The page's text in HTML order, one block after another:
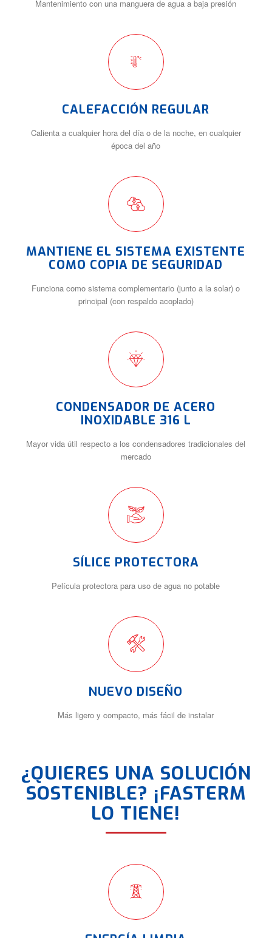
Mantenimiento con una manguera de agua a baja presión
CALEFACCIÓN REGULAR
Calienta a cualquier hora del día o de la noche, en cualquier
época del año
MANTIENE EL SISTEMA EXISTENTE
COMO COPIA DE SEGURIDAD
Funciona como sistema complementario (junto a la solar) o
principal (con respaldo acoplado)
CONDENSADOR DE ACERO
INOXIDABLE 316 L
Mayor vida útil respecto a los condensadores tradicionales del
mercado
SÍLICE PROTECTORA
Película protectora para uso de agua no potable
NUEVO DISEÑO
Más ligero y compacto, más fácil de instalar
¿QUIERES UNA SOLUCIÓN
SOSTENIBLE? ¡FASTERM
LO TIENE!